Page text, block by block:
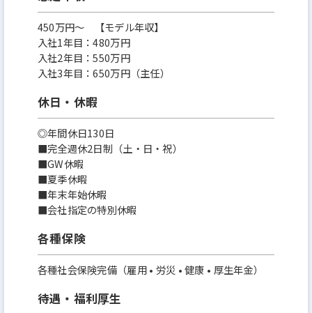
450万円〜 【モデル年収】
入社1年目：480万円
入社2年目：550万円
入社3年目：650万円（主任）
休日・休暇
◎年間休日130日
■完全週休2日制（土・日・祝）
■GW休暇
■夏季休暇
■年末年始休暇
■会社指定の特別休暇
各種保険
各種社会保険完備（雇用 • 労災 • 健康 • 厚生年金）
待遇・福利厚生